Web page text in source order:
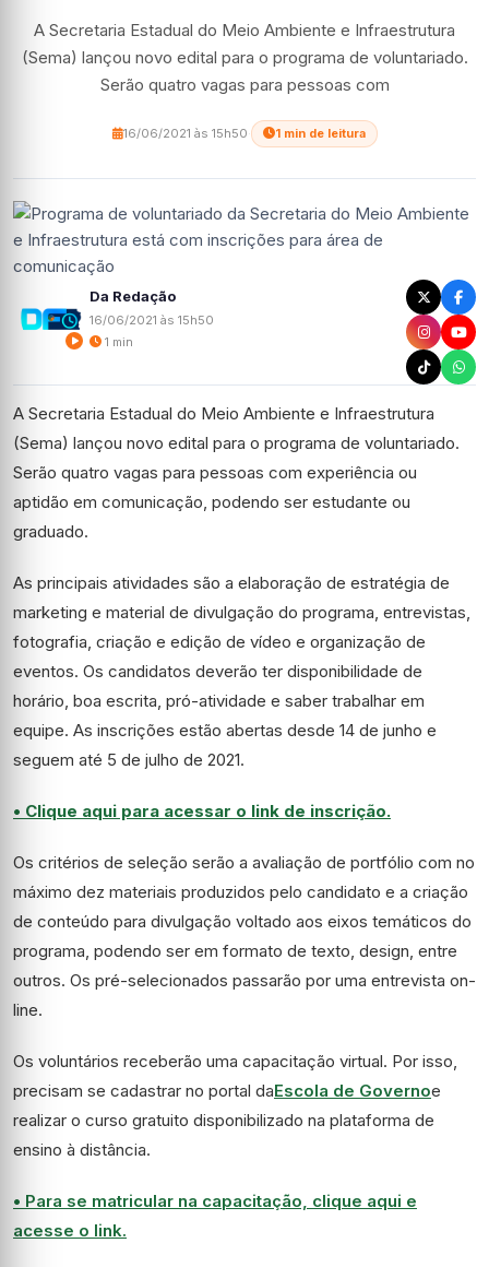
A Secretaria Estadual do Meio Ambiente e Infraestrutura
(Sema) lançou novo edital para o programa de voluntariado.
Serão quatro vagas para pessoas com
16/06/2021 às 15h50 1 min de leitura
Da Redação
16/06/2021 às 15h50
1 min
A Secretaria Estadual do Meio Ambiente e Infraestrutura
(Sema) lançou novo edital para o programa de voluntariado.
Serão quatro vagas para pessoas com experiência ou
aptidão em comunicação, podendo ser estudante ou
graduado.
As principais atividades são a elaboração de estratégia de
marketing e material de divulgação do programa, entrevistas,
fotografia, criação e edição de vídeo e organização de
eventos. Os candidatos deverão ter disponibilidade de
horário, boa escrita, pró-atividade e saber trabalhar em
equipe. As inscrições estão abertas desde 14 de junho e
seguem até 5 de julho de 2021.
• Clique aqui para acessar o link de inscrição.
Os critérios de seleção serão a avaliação de portfólio com no
máximo dez materiais produzidos pelo candidato e a criação
de conteúdo para divulgação voltado aos eixos temáticos do
programa, podendo ser em formato de texto, design, entre
outros. Os pré-selecionados passarão por uma entrevista on-
line.
Os voluntários receberão uma capacitação virtual. Por isso,
precisam se cadastrar no portal daEscola de Governoe
realizar o curso gratuito disponibilizado na plataforma de
ensino à distância.
• Para se matricular na capacitação, clique aqui e
acesse o link.